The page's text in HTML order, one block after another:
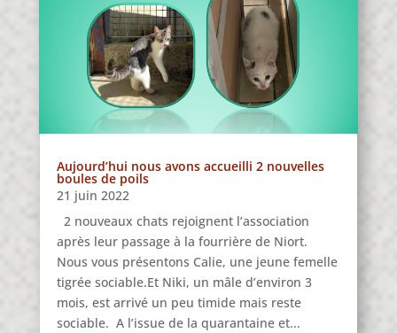
Aujourd’hui nous avons accueilli 2 nouvelles
boules de poils
21 juin 2022
2 nouveaux chats rejoignent l’association
après leur passage à la fourrière de Niort.
Nous vous présentons Calie, une jeune femelle
tigrée sociable.Et Niki, un mâle d’environ 3
mois, est arrivé un peu timide mais reste
sociable. A l’issue de la quarantaine et...